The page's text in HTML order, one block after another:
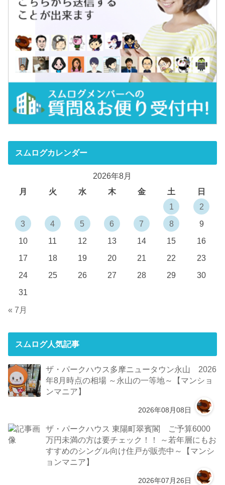
スムログカレンダー
2026年8月
月
火 水 木 金 土
日
1
2
3
4 5 6 7 8
9
10
11 12 13 14 15
16
17
18 19 20 21 22
23
24
25 26 27 28 29
30
31
« 7月
スムログ人気記事
ザ・パークハウス多摩ニュータウン永山 2026
年8月時点の相場 ～永山の一等地～【マンショ
ンマニア】
2026年08月08日
ザ・パークハウス 東陽町翠賓閣 ご予算6000
万円未満の方は要チェック！！ ～若年層にもお
すすめのシングル向け住戸が販売中～【マンシ
ョンマニア】
2026年07月26日